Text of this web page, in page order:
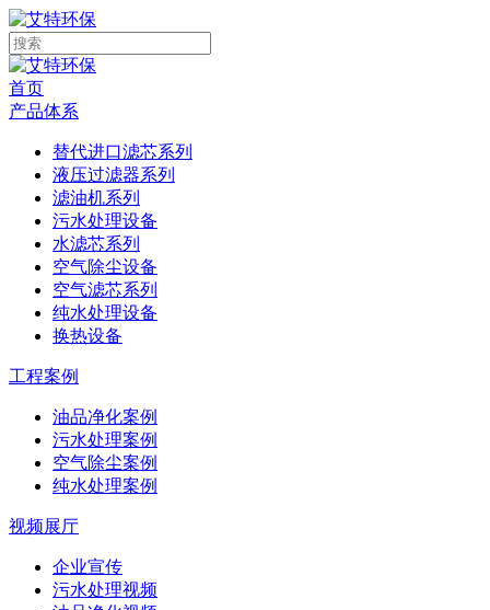
首页
产品体系
替代进口滤芯系列
液压过滤器系列
滤油机系列
污水处理设备
水滤芯系列
空气除尘设备
空气滤芯系列
纯水处理设备
换热设备
工程案例
油品净化案例
污水处理案例
空气除尘案例
纯水处理案例
视频展厅
企业宣传
污水处理视频